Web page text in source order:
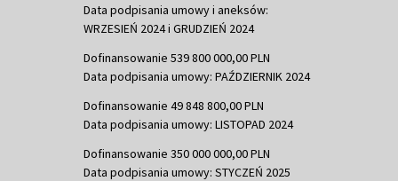
Data podpisania umowy i aneksów:
WRZESIEŃ 2024 i GRUDZIEŃ 2024
Dofinansowanie 539 800 000,00 PLN
Data podpisania umowy: PAŹDZIERNIK 2024
Dofinansowanie 49 848 800,00 PLN
Data podpisania umowy: LISTOPAD 2024
Dofinansowanie 350 000 000,00 PLN
Data podpisania umowy: STYCZEŃ 2025